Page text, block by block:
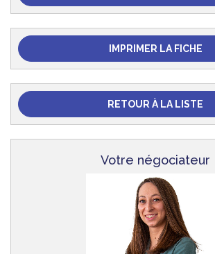
IMPRIMER LA FICHE
RETOUR À LA LISTE
Votre négociateur